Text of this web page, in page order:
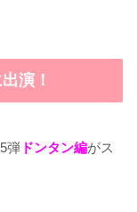
演！
弾 ドンタン編がス